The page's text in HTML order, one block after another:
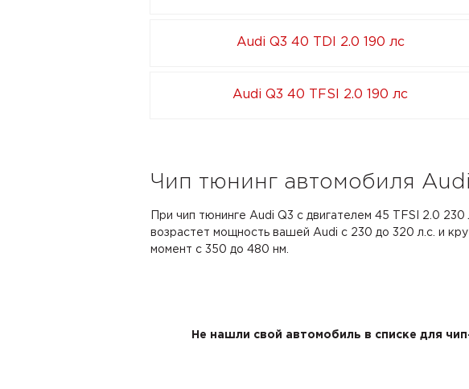
Audi Q3 40 TDI 2.0 190 лс
Audi Q3 40 TFSI 2.0 190 лс
Чип тюнинг автомобиля
При чип тюнинге Audi Q3 с двигателем 45 TFSI 2.0 230
возрастет мощность вашей Audi с 230 до 320 л.с. и
момент с 350 до 480 нм.
Не нашли свой автомобиль в списке для